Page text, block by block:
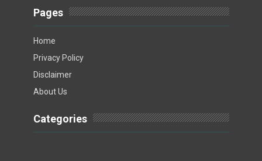
Pages
Home
Privacy Policy
Disclaimer
About Us
Categories